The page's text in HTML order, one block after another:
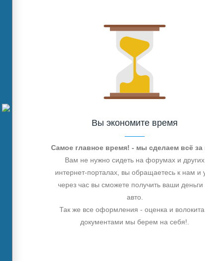
Вы экономите время
Самое главное время! - мы сделаем всё за
Вам не нужно сидеть на форумах и других
интернет-порталах, вы обращаетесь к нам и
через час вы сможете получить ваши деньги
авто.
Так же все оформления - оценка и
документами мы берем на себя!.